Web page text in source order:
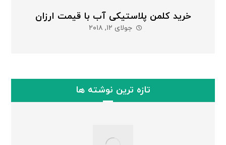
خرید کلمن پلاستیکی آب با قیمت ارزان
جولای ۱۲, ۲۰۱۸
تازه ترین نوشته ها